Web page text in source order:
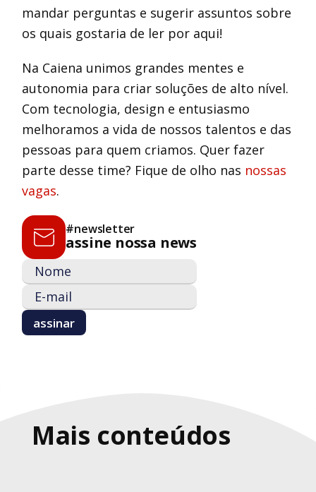
mandar perguntas e sugerir assuntos sobre
os quais gostaria de ler por aqui!
Na Caiena unimos grandes mentes e
autonomia para criar soluções de alto nível.
Com tecnologia, design e entusiasmo
melhoramos a vida de nossos talentos e das
pessoas para quem criamos. Quer fazer
parte desse time? Fique de olho nas nossas
vagas.
#newsletter
assine nossa news
Mais conteúdos